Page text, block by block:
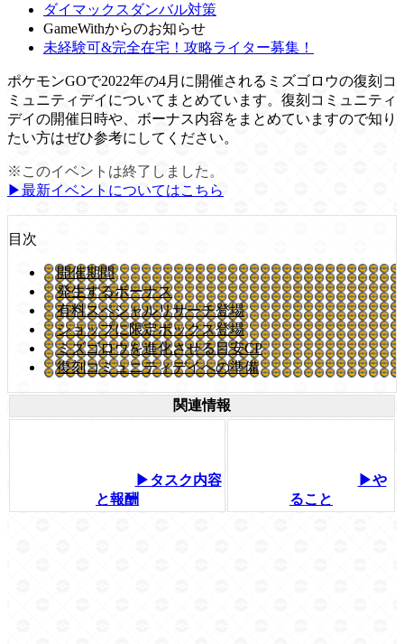
ダイマックスダンバル対策
GameWithからのお知らせ
未経験可&完全在宅！攻略ライター募集！
ポケモンGOで2022年の4月に開催されるミズゴロウの復刻コ
ミュニティデイについてまとめています。復刻コミュニティ
デイの開催日時や、ボーナス内容をまとめていますので知り
たい方はぜひ参考にしてください。
※このイベントは終了しました。
▶︎最新イベントについてはこちら
目次
開催期間
発生するボーナス
有料スペシャルリサーチ登場
ショップに限定ボックス登場
ミズゴロウを進化させる目安CP
復刻コミュニティデイへの準備
関連情報
▶タスク内容
と報酬
▶や
ること